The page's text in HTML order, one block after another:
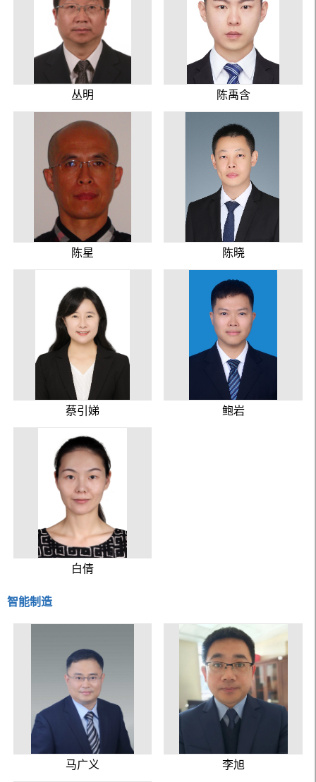
丛明 陈禹含
陈星 陈晓
蔡引娣 鲍岩
白倩
智能制造
马广义 李旭